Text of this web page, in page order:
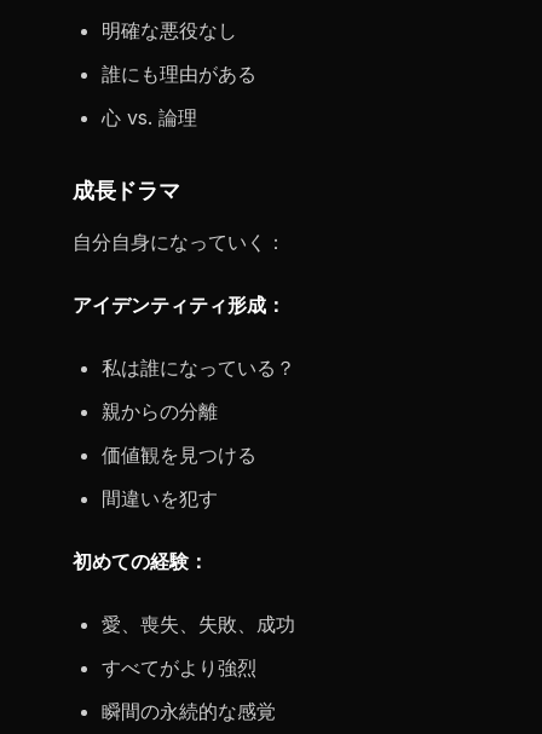
明確な悪役なし
誰にも理由がある
心 vs. 論理
成長ドラマ
自分自身になっていく：
アイデンティティ形成：
私は誰になっている？
親からの分離
価値観を見つける
間違いを犯す
初めての経験：
愛、喪失、失敗、成功
すべてがより強烈
瞬間の永続的な感覚